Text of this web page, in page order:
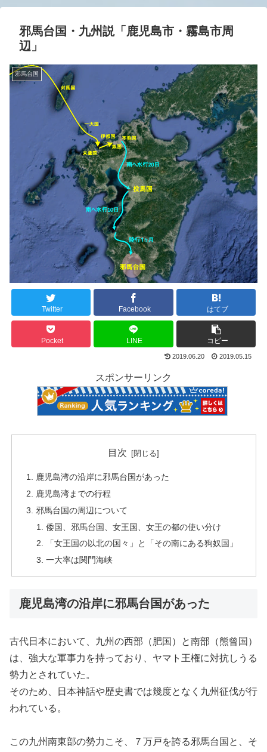
邪馬台国・九州説「鹿児島市・霧島市周
辺」
邪馬台国
Twitter Facebook はてブ
Pocket LINE コピー
2019.06.20 2019.05.15
スポンサーリンク
目次
鹿児島湾の沿岸に邪馬台国があった
鹿児島湾までの行程
邪馬台国の周辺について
倭国、邪馬台国、女王国、女王の都の使い分け
「女王国の以北の国々」と「その南にある狗奴国」
一大率は関門海峡
鹿児島湾の沿岸に邪馬台国があった
古代日本において、九州の西部（肥国）と南部（熊曾国）
は、強大な軍事力を持っており、ヤマト王権に対抗しうる
勢力とされていた。
そのため、日本神話や歴史書では幾度となく九州征伐が行
われている。
この九州南東部の勢力こそ、７万戸を誇る邪馬台国と、そ